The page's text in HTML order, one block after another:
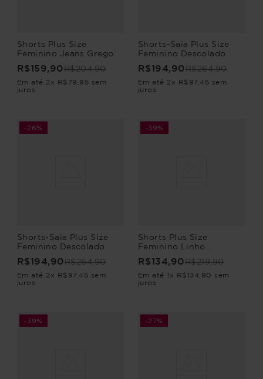
Shorts Plus Size
Feminino Jeans Grego
R$159,90R$204,90
Em até 2 x R$ 79 95 sem
juros
Shorts-Saia Plus Size
Feminino Descolado
R$194,90R$264,90
Em até 2 x R$ 97, 45 sem
juros
-26%
Shorts-Saia Plus Size
Feminino Descolado
R$194,90R$264,90
Em até 2 x R$ 97, 45 sem
juros
-39%
Shorts Plus Size
Feminino Linho
R$134,90R$219,90
Em até 1 x R$ 134 90 sem
juros
-39% -27%